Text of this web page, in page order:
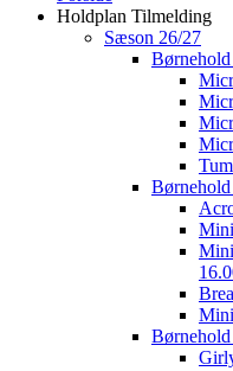
Holdplan Tilmelding
Sæson 26/27